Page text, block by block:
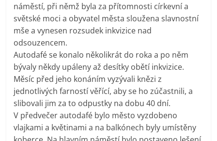
náměstí, při němž byla za přítomnosti církevní a
světské moci a obyvatel města sloužena slavnostní
mše a vynesen rozsudek inkvizice nad
odsouzencem.
Autodafé se konalo několikrát do roka a po něm
bývaly někdy upáleny až desítky obětí inkvizice.
Měsíc před jeho konáním vyzývali knězi z
jednotlivých farností věřící, aby se ho zúčastnili, a
slibovali jim za to odpustky na dobu 40 dní.
V předvečer autodafé bylo město vyzdobeno
vlajkami a květinami a na balkónech byly umístěny